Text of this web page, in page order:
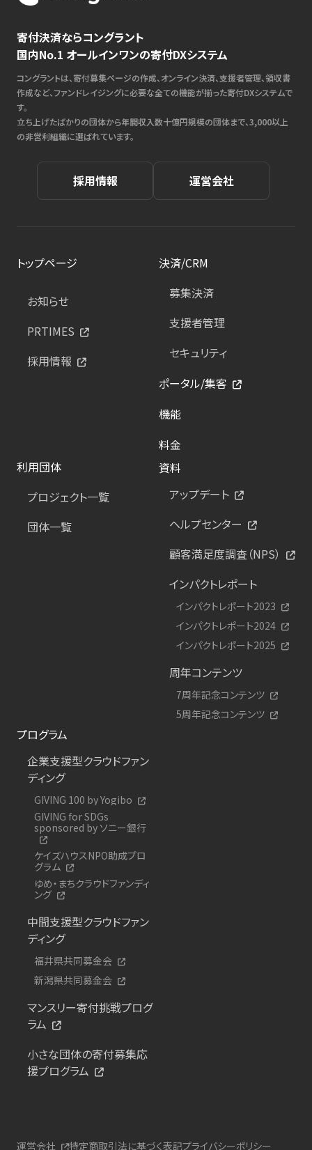
寄付決済ならコングラント
国内No.1 オールインワンの寄付DXシステム
コングラントは、寄付募集ページの作成、オンライン決済、支援者管理、領収書
作成など、ファンドレイジングに必要な全ての機能が揃った寄付DXシステムで
す。
立ち上げたばかりの団体から年間収入数十億円規模の団体まで、3,000以上
の非営利組織に選ばれています。
採用情報 運営会社
トップページ
お知らせ
PRTIMES
採用情報
決済/CRM
募集決済
支援者管理
セキュリティ
ポータル/集客
機能
料金
利用団体
プロジェクト一覧
団体一覧
資料
アップデート
ヘルプセンター
顧客満足度調査（NPS）
インパクトレポート
インパクトレポート2023
インパクトレポート2024
インパクトレポート2025
周年コンテンツ
7周年記念コンテンツ
5周年記念コンテンツ
プログラム
企業支援型クラウドファン
ディング
GIVING 100 by Yogibo
GIVING for SDGs
sponsored by ソニー銀行
ケイズハウスNPO助成プロ
グラム
ゆめ・まちクラウドファンディ
ング
中間支援型クラウドファン
ディング
福井県共同募金会
新潟県共同募金会
マンスリー寄付挑戦プログ
ラム
小さな団体の寄付募集応
援プログラム
運営会社 特定商取引法に基づく表記プライバシーポリシー